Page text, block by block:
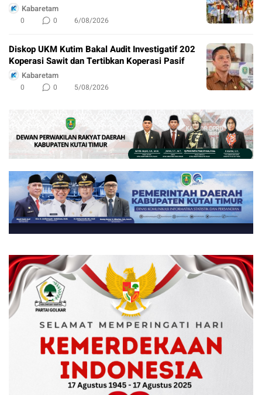
Kabaretam
0 0 6/08/2026
Diskop UKM Kutim Bakal Audit Investigatif 202
Koperasi Sawit dan Tertibkan Koperasi Pasif
Kabaretam
0 0 5/08/2026